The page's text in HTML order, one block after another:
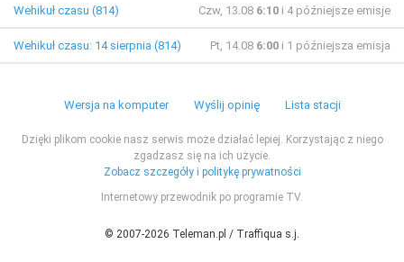
Wehikuł czasu (814) Czw, 13.08 6:10 i 4 późniejsze emisje
Wehikuł czasu: 14 sierpnia (814) Pt, 14.08 6:00 i 1 późniejsza emisja
Wersja na komputer Wyślij opinię Lista stacji
Dzięki plikom cookie nasz serwis może działać lepiej. Korzystając z niego
zgadzasz się na ich użycie.
Zobacz szczegóły i politykę prywatności
Internetowy przewodnik po programie TV.
© 2007-2026 Teleman.pl / Traffiqua s.j.